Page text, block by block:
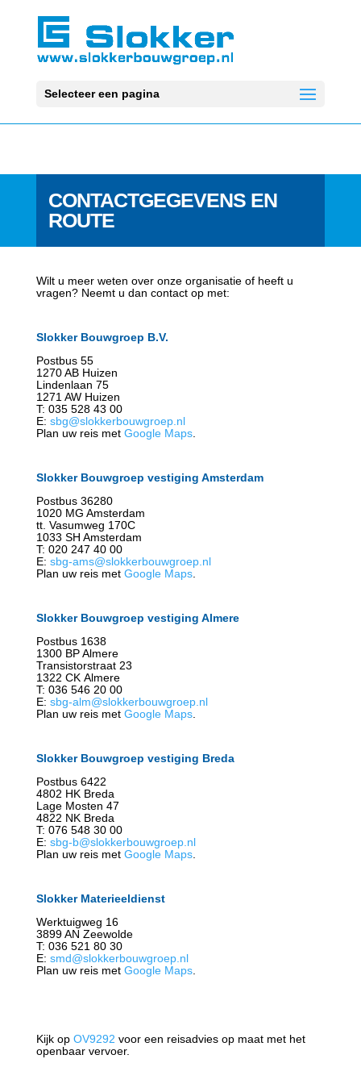
Selecteer een pagina
CONTACTGEGEVENS EN
ROUTE
Wilt u meer weten over onze organisatie of heeft u
vragen? Neemt u dan contact op met:
Slokker Bouwgroep B.V.
Postbus 55
1270 AB Huizen
Lindenlaan 75
1271 AW Huizen
T: 035 528 43 00
E: sbg@slokkerbouwgroep.nl
Plan uw reis met Google Maps.
Slokker Bouwgroep vestiging Amsterdam
Postbus 36280
1020 MG Amsterdam
tt. Vasumweg 170C
1033 SH Amsterdam
T: 020 247 40 00
E: sbg-ams@slokkerbouwgroep.nl
Plan uw reis met Google Maps.
Slokker Bouwgroep vestiging Almere
Postbus 1638
1300 BP Almere
Transistorstraat 23
1322 CK Almere
T: 036 546 20 00
E: sbg-alm@slokkerbouwgroep.nl
Plan uw reis met Google Maps.
Slokker Bouwgroep vestiging Breda
Postbus 6422
4802 HK Breda
Lage Mosten 47
4822 NK Breda
T: 076 548 30 00
E: sbg-b@slokkerbouwgroep.nl
Plan uw reis met Google Maps.
Slokker Materieeldienst
Werktuigweg 16
3899 AN Zeewolde
T: 036 521 80 30
E: smd@slokkerbouwgroep.nl
Plan uw reis met Google Maps.
Kijk op OV9292 voor een reisadvies op maat met het
openbaar vervoer.